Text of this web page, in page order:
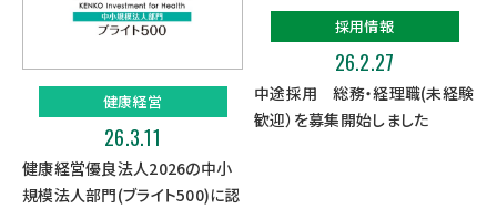
健康経営
26.3.11
健康経営優良法人2026の中小
規模法人部門(ブライト500)に認
採用情報
26.2.27
中途採用 総務・経理職(未経験
歓迎）を募集開始しました